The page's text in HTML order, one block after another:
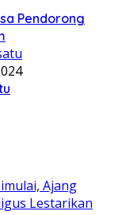
Pendorong